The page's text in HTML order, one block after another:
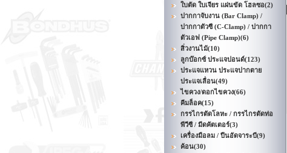
ใบตัด ใบเจียร แผ่นขัด โฮลซอ(2)
ปากกาจับงาน (Bar Clamp) /
ปากกาตัวซี (C-Clamp) / ปากกา
ตัวเอฟ (Pipe Clamp)(6)
สิ่วงานไม้(10)
ลูกบ๊อกซ์ ประแจปอนด์(123)
ประแจแหวน ประแจปากตาย
ประแจเลื่อน(49)
ไขควง/ดอกไขควง(66)
คีมล็อค(15)
กรรไกรตัดโลหะ / กรรไกรตัดท่อ
พีวีซี / มีดคัตเตอร์(3)
เครื่องมือลม / ปืนอัดจาระบี(9)
ค้อน(30)